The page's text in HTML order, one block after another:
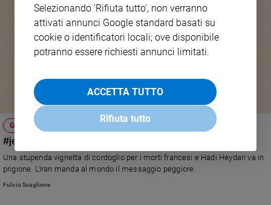
GERUSALEMME, DAMASCO E DINTORNI
#jesuisheydari: in Iran vietato piangere per Parigi
Una stupenda vignetta di cordoglio per i morti francesi e Hadi Heydari va in
prigione. L'Iran manda al mondo il messaggio peggiore.
Fulvio Scaglione
Selezionando 'Rifiuta tutto', non verranno
attivati annunci Google standard basati su
cookie o identificatori locali; ove disponibile
potranno essere richiesti annunci limitati.
ACCETTA TUTTO
Rifiuta tutto